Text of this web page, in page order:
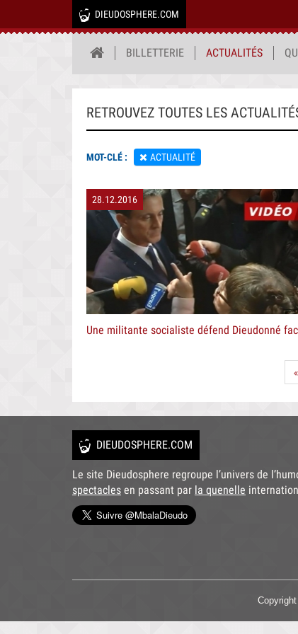
DIEUDOSPHERE.COM
BILLETTERIE ACTUALITÉS
RETROUVEZ TOUTES LES
MOT-CLÉ : ACTUALITÉ
28.12.2016
DIEUDOSPHERE.COM
Le site Dieudosphere regroupe l’univers de
spectacles en passant par la quenelle